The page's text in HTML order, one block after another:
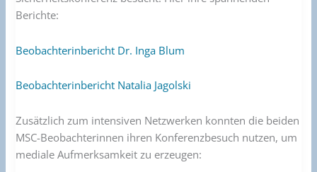
Berichte:
Beobachterinbericht Dr. Inga Blum
Beobachterinbericht Natalia Jagolski
Zusätzlich zum intensiven Netzwerken konnten die beiden
MSC-Beobachterinnen ihren Konferenzbesuch nutzen, um
mediale Aufmerksamkeit zu erzeugen: